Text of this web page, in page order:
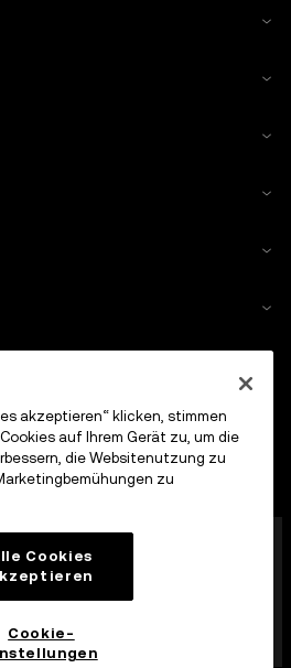
die unter dem Handelsnamen
eine Krypto-Asset-
von der MFSA gemäß Artikel 28
Assets Act (Kapitel 647 der
als Krypto-Asset-Dienstleister
akzeptieren“ klicken, stimmen
auf Ihrem Gerät zu, um die
die Websitenutzung zu
zu
Cookies
Cookie-